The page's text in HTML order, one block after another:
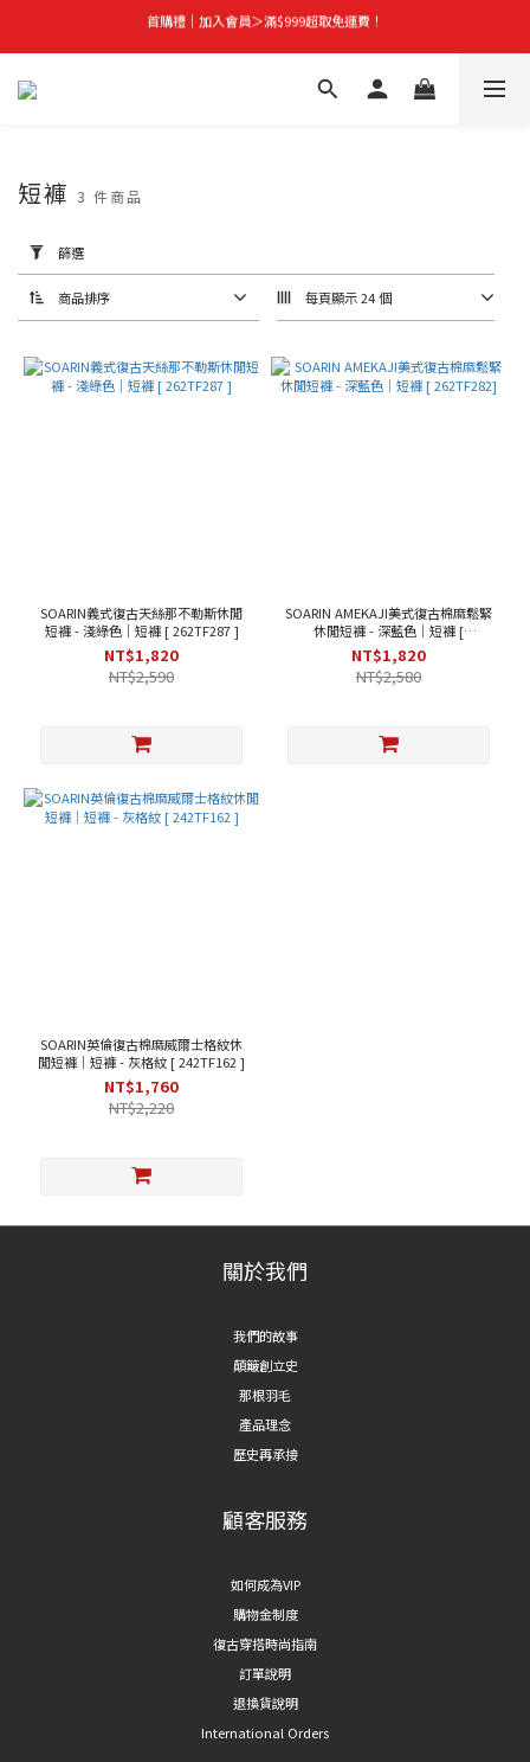
首購禮｜加入會員＞滿$999超取免運費！
首購禮｜加入會員＞滿$999超取免運費！
篩
選
(0/20)
價格
(NT$)
藍
色
灰
格
短褲 3 件商品
篩選
商品排序 每頁顯示 24 個
SOARIN義式復古天絲那不勒斯休閒
短褲 - 淺綠色｜短褲 [ 262TF287 ]
NT$1,820
NT$2,590
SOARIN AMEKAJI美式復古棉麻鬆緊
休閒短褲 - 深藍色｜短褲 [
262TF282]
NT$1,820
NT$2,580
SOARIN英倫復古棉麻威爾士格紋休
閒短褲｜短褲 - 灰格紋 [ 242TF162 ]
NT$1,760
NT$2,220
關於我們
我們的故事
顛簸創立史
那根羽毛
產品理念
歷史再承接
顧客服務
如何成為VIP
購物金制度
復古穿搭時尚指南
訂單說明
退換貨說明
International Orders